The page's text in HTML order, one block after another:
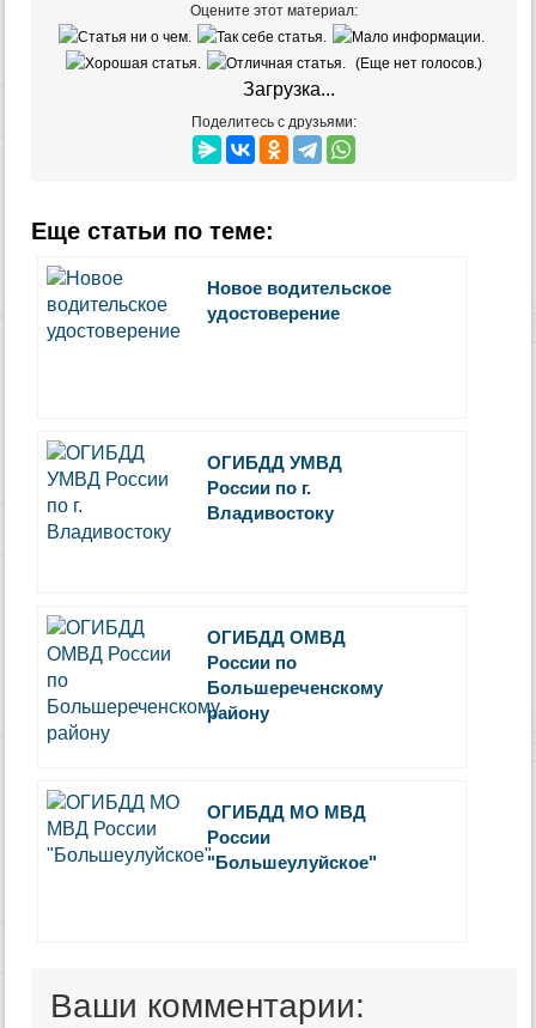
Оцените этот материал:
(Еще нет голосов.)
Загрузка...
Поделитесь с друзьями:
Еще статьи по теме:
Новое водительское
удостоверение
ОГИБДД УМВД
России по г.
Владивостоку
ОГИБДД ОМВД
России по
Большереченскому
району
ОГИБДД МО МВД
России
"Большеулуйское"
Ваши комментарии: